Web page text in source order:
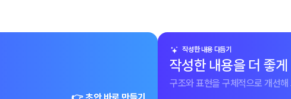
작성한 내용 다듬기
작성한 내용을 더 좋
구조와 표현을 구체적으로 개선해